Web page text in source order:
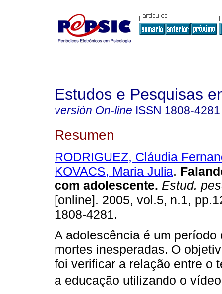
Estudos e Pesquisas
versión On-line ISSN 1808-4281
Resumen
RODRIGUEZ, Cláudia
KOVACS, Maria Julia.
com adolescente. Estud.
[online]. 2005, vol.5, n.1,
1808-4281.
A adolescência é um período
mortes inesperadas. O
foi verificar a relação entre o
a educação utilizando o vídeo